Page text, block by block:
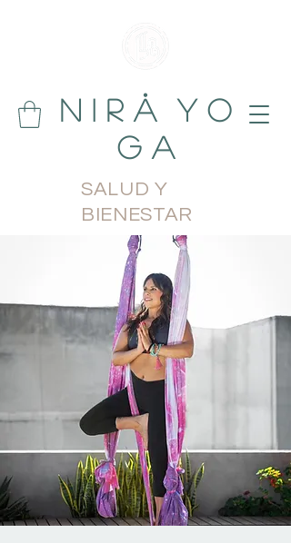
N i r å Y o
g a
SALUD Y
BIENESTAR